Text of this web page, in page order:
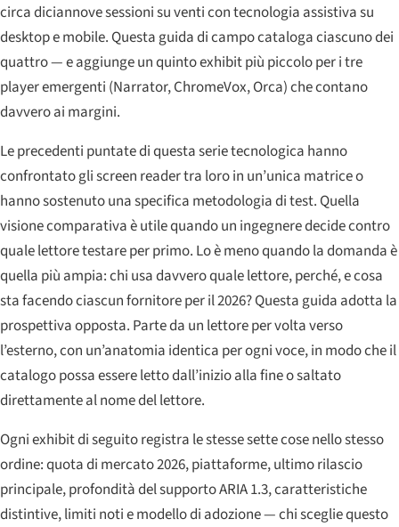
circa diciannove sessioni su venti con tecnologia assistiva su
desktop e mobile. Questa guida di campo cataloga ciascuno dei
quattro — e aggiunge un quinto exhibit più piccolo per i tre
player emergenti (Narrator, ChromeVox, Orca) che contano
davvero ai margini.
Le precedenti puntate di questa serie tecnologica hanno
confrontato gli screen reader tra loro in un’unica matrice o
hanno sostenuto una specifica metodologia di test. Quella
visione comparativa è utile quando un ingegnere decide contro
quale lettore testare per primo. Lo è meno quando la domanda è
quella più ampia: chi usa davvero quale lettore, perché, e cosa
sta facendo ciascun fornitore per il 2026? Questa guida adotta la
prospettiva opposta. Parte da un lettore per volta verso
l’esterno, con un’anatomia identica per ogni voce, in modo che il
catalogo possa essere letto dall’inizio alla fine o saltato
direttamente al nome del lettore.
Ogni exhibit di seguito registra le stesse sette cose nello stesso
ordine: quota di mercato 2026, piattaforme, ultimo rilascio
principale, profondità del supporto ARIA 1.3, caratteristiche
distintive, limiti noti e modello di adozione — chi sceglie questo